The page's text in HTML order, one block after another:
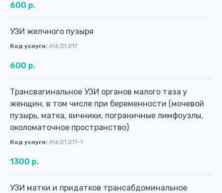
600 р.
УЗИ желчного пузыря
Код услуги: A16.01.017
600 р.
Трансвагинальное УЗИ органов малого таза у
женщин, в том числе при беременности (мочевой
пузырь, матка, яичники, пограничные лимфоузлы,
околоматочное пространство)
Код услуги: A16.01.017-1
1300 р.
УЗИ матки и придатков трансабдоминальное